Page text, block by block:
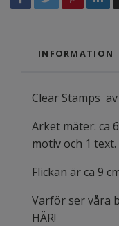
INFORMATION
Clear Stamps
Arket mäter: ca
motiv och 1 text.
Flickan är ca 9
Varför ser våra
HÄR!